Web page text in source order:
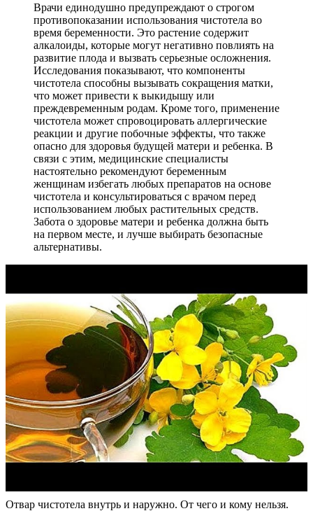
Врачи единодушно предупреждают о строгом
противопоказании использования чистотела во
время беременности. Это растение содержит
алкалоиды, которые могут негативно повлиять на
развитие плода и вызвать серьезные осложнения.
Исследования показывают, что компоненты
чистотела способны вызывать сокращения матки,
что может привести к выкидышу или
преждевременным родам. Кроме того, применение
чистотела может спровоцировать аллергические
реакции и другие побочные эффекты, что также
опасно для здоровья будущей матери и ребенка. В
связи с этим, медицинские специалисты
настоятельно рекомендуют беременным
женщинам избегать любых препаратов на основе
чистотела и консультироваться с врачом перед
использованием любых растительных средств.
Забота о здоровье матери и ребенка должна быть
на первом месте, и лучше выбирать безопасные
альтернативы.
Отвар чистотела внутрь и наружно. От чего и кому нельзя.